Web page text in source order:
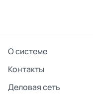
О системе
Контакты
Деловая сеть